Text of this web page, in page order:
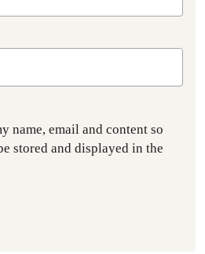
name, email and content so
stored and displayed in the